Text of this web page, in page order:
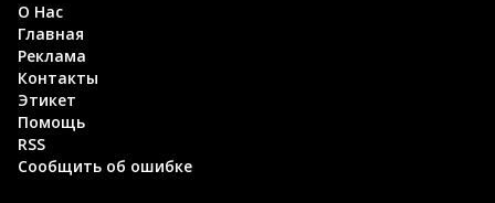
О Нас
Главная
Реклама
Контакты
Этикет
Помощь
RSS
Сообщить об ошибке